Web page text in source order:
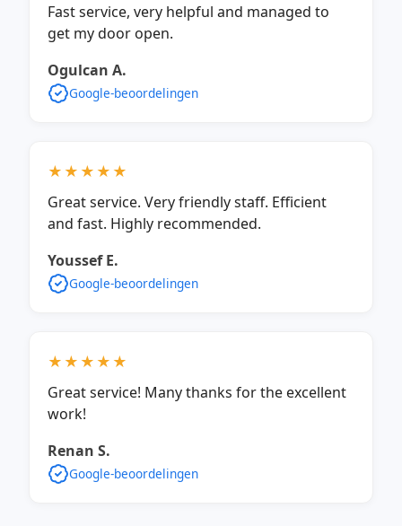
Fast service, very helpful and managed to
get my door open.
Ogulcan A.
Google-beoordelingen
★★★★★
Great service. Very friendly staff. Efficient
and fast. Highly recommended.
Youssef E.
Google-beoordelingen
★★★★★
Great service! Many thanks for the excellent
work!
Renan S.
Google-beoordelingen